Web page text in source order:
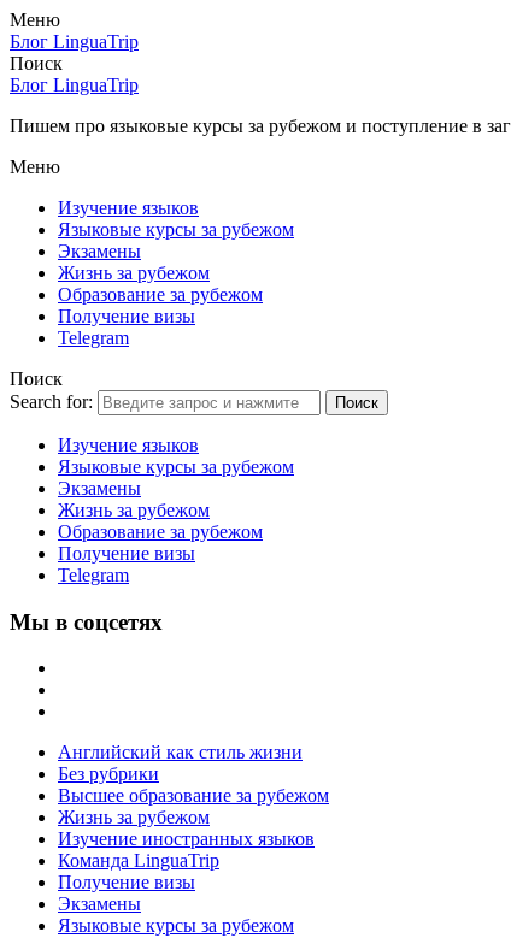
Меню
Блог LinguaTrip
Поиск
Блог LinguaTrip
Пишем про языковые курсы за рубежом и поступление в
Меню
Изучение языков
Языковые курсы за рубежом
Экзамены
Жизнь за рубежом
Образование за рубежом
Получение визы
Telegram
Поиск
Search for:
Поиск
Изучение языков
Языковые курсы за рубежом
Экзамены
Жизнь за рубежом
Образование за рубежом
Получение визы
Telegram
Мы в соцсетях
Английский как стиль жизни
Без рубрики
Высшее образование за рубежом
Жизнь за рубежом
Изучение иностранных языков
Команда LinguaTrip
Получение визы
Экзамены
Языковые курсы за рубежом